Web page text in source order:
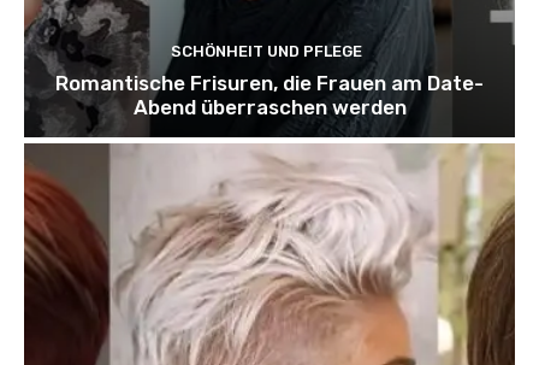
SCHÖNHEIT UND PFLEGE
Romantische Frisuren, die Frauen am Date-
Abend überraschen werden